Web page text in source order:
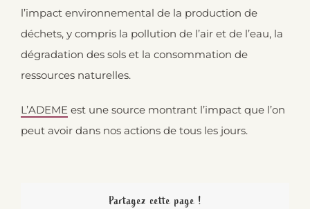
l’impact environnemental de la production de
déchets, y compris la pollution de l’air et de l’eau, la
dégradation des sols et la consommation de
ressources naturelles.
L’ADEME est une source montrant l’impact que l’on
peut avoir dans nos actions de tous les jours.
Partagez cette page !